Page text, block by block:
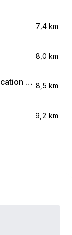
7,4 km
8,0 km
Au Vélocipède - Belle Dune - Location de vélos 8,5 km
9,2 km